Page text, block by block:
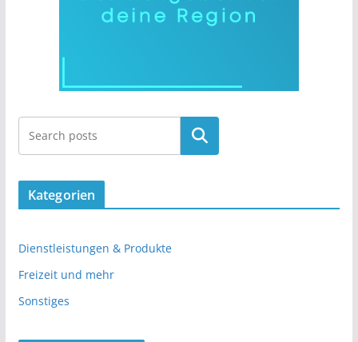
Kategorien
Dienstleistungen & Produkte
Freizeit und mehr
Sonstiges